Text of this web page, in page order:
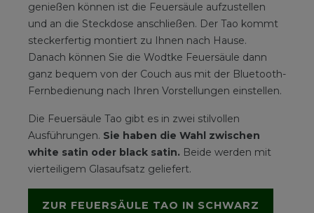
genießen können ist die Feuersäule aufzustellen
und an die Steckdose anschließen. Der Tao kommt
steckerfertig montiert zu Ihnen nach Hause.
Danach können Sie die Wodtke Feuersäule dann
ganz bequem von der Couch aus mit der Bluetooth-
Fernbedienung nach Ihren Vorstellungen einstellen.
Die Feuersäule Tao gibt es in zwei stilvollen
Ausführungen. Sie haben die Wahl zwischen
white satin oder black satin. Beide werden mit
vierteiligem Glasaufsatz geliefert.
ZUR FEUERSÄULE TAO IN SCHWARZ